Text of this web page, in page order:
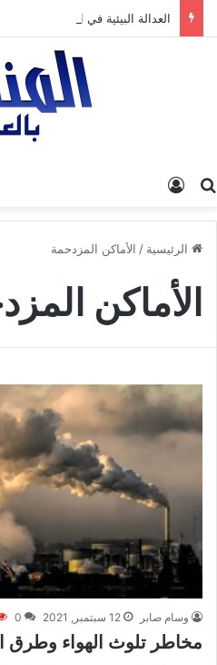
البحث عن
الرئيسية / الأماكن المزدحمة
الأماكن
وسام صابر 12 سبتمبر, 2021 0
مخاطر تلوث الهواء وطرق